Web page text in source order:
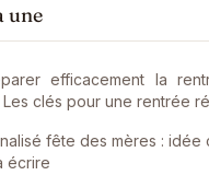
une
efficacement la
clés pour une rentrée
fête des mères : idée
écrire